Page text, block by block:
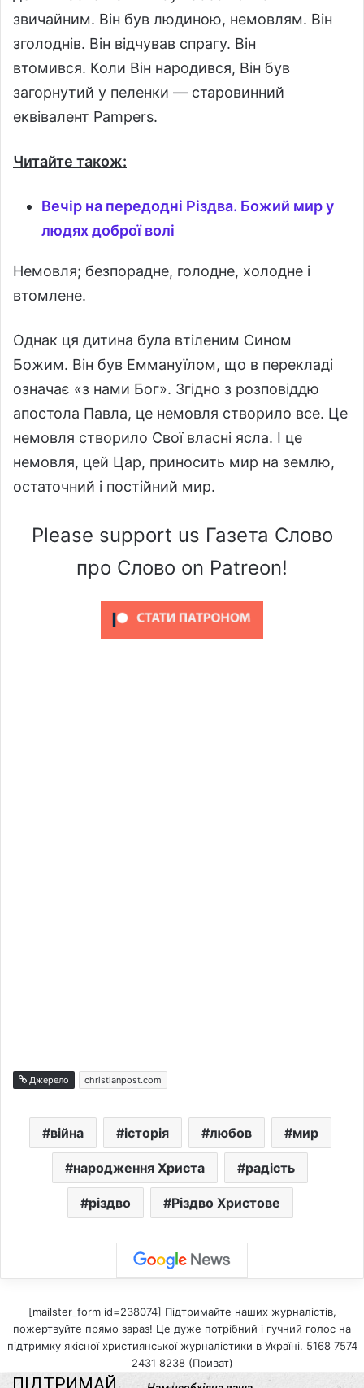
звичайним. Він був людиною, немовлям. Він
зголоднів. Він відчував спрагу. Він
втомився. Коли Він народився, Він був
загорнутий у пеленки — старовинний
еквівалент Pampers.
Читайте також:
Вечір на передодні Різдва. Божий мир у
людях доброї волі
Немовля; безпорадне, голодне, холодне і
втомлене.
Однак ця дитина була втіленим Сином
Божим. Він був Еммануїлом, що в перекладі
означає «з нами Бог». Згідно з розповіддю
апостола Павла, це немовля створило все. Це
немовля створило Свої власні ясла. І це
немовля, цей Цар, приносить мир на землю,
остаточний і постійний мир.
Please support us Газета Слово
про Слово on Patreon!
Джерело christianpost.com
війна історія любов мир
народження Христа радість
різдво Різдво Христове
[mailster_form id=238074] Підтримайте наших журналістів,
пожертвуйте прямо зараз! Це дуже потрібний і гучний голос на
підтримку якісної християнської журналістики в Україні. 5168 7574
2431 8238 (Приват)